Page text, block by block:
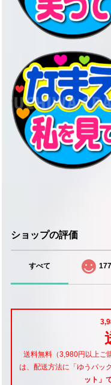
ショップの評価
すべて 177
送料無料（3,980円以上ご
は、配送方法に「ゆうパッ
ット」